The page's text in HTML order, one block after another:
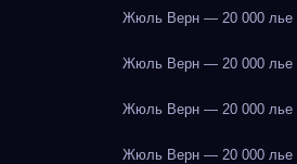
Жюль Верн — 20 000 лье
Жюль Верн — 20 000 лье
Жюль Верн — 20 000 лье
Жюль Верн — 20 000 лье